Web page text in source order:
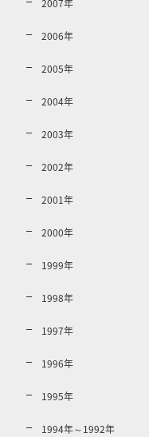
2007年
2006年
2005年
2004年
2003年
2002年
2001年
2000年
1999年
1998年
1997年
1996年
1995年
1994年～1992年